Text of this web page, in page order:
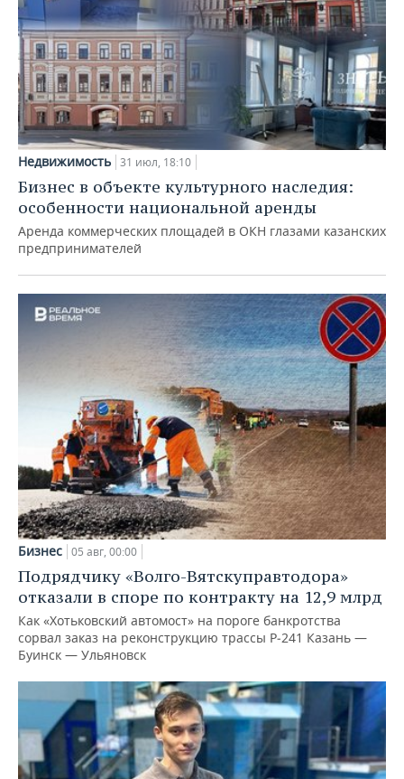
Недвижимость 31 июл, 18:10
Бизнес в объекте культурного наследия:
особенности национальной аренды
Аренда коммерческих площадей в ОКН глазами казанских
предпринимателей
Бизнес 05 авг, 00:00
Подрядчику «Волго-Вятскуправтодора»
отказали в споре по контракту на 12,9 млрд
Как «Хотьковский автомост» на пороге банкротства
сорвал заказ на реконструкцию трассы Р‑241 Казань —
Буинск — Ульяновск